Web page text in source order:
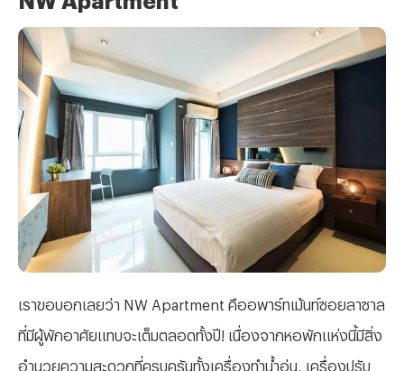
เราขอบอกเลยว่า NW Apartment คืออพาร์ทเม้นท์ซอยลาซาล
ที่มีผู้พักอาศัยแทบจะเต็มตลอดทั้งปี! เนื่องจากหอพักแห่งนี้มีสิ่ง
อำนวยความสะดวกที่ครบครันทั้งเครื่องทำน้ำอุ่น, เครื่องปรับ